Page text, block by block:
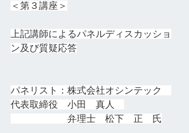
＜第３講座＞
上記講師によるパネルディスカッショ
ン及び質疑応答
パネリスト：株式会社オシンテック
代表取締役　小田　真人
弁理士　松下　正　氏